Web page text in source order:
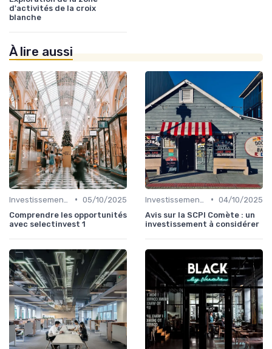
d'activités de la croix
blanche
À lire aussi
• 05/10/2025
Comprendre les opportunités
avec selectinvest 1
• 04/10/2025
Avis sur la SCPI Comète : un
investissement à considérer